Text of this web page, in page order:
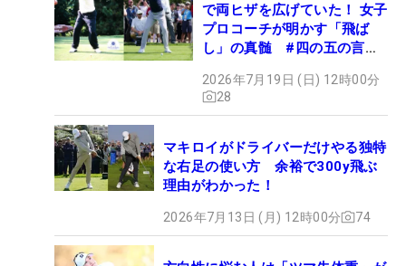
で両ヒザを広げていた！ 女子
プロコーチが明かす「飛ば
し」の真髄 #四の五の言わ
2026年7月19日 (日) 12時00分
28
マキロイがドライバーだけやる独特
な右足の使い方 余裕で300y飛ぶ
理由がわかった！
2026年7月13日 (月) 12時00分 74